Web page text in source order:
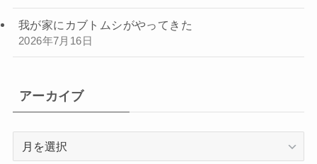
我が家にカブトムシがやってきた
2026年7月16日
アーカイブ